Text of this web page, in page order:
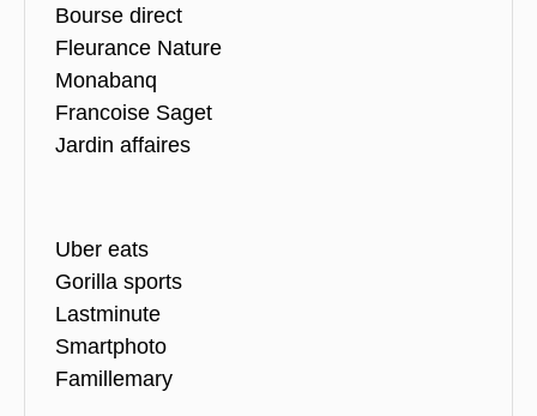
Bourse direct
Fleurance Nature
Monabanq
Francoise Saget
Jardin affaires
Uber eats
Gorilla sports
Lastminute
Smartphoto
Famillemary